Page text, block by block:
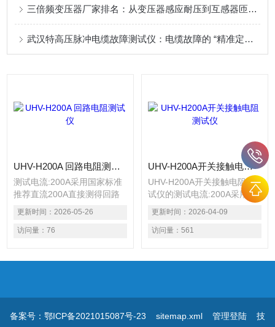
三倍频变压器厂家排名：从变压器感应耐压到互感器匝间绝缘检测
武汉特高压脉冲电缆故障测试仪：电缆故障的 “精准定位雷达”
UHV-H200A 回路电阻测试仪
测试电流:200A采用国家标准
推荐直流200A直接测得回路
电阻测量准确、性能稳定、分
辨率高
更新时间： 2026-05-26
访问量： 76
UHV-H200A开关接触电阻测试仪
UHV-H200A开关接触电阻测
试仪的测试电流:200A采用国
家标准推荐直流200A直接测
得回路电阻测量准确、性能稳
定、分辨率高。
更新时间： 2026-04-09
访问量： 561
备案号：鄂ICP备2021015087号-23 sitemap.xml 管理登陆技